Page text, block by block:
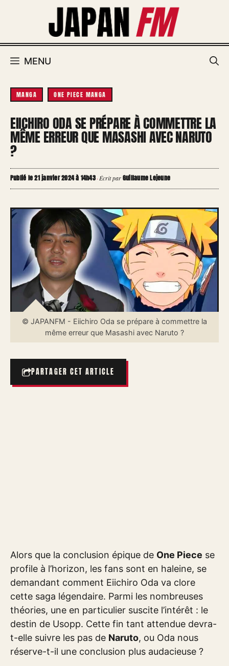
MENU
MANGA ONE PIECE MANGA
EIICHIRO ODA SE PRÉPARE À COMMETTRE LA
MÊME ERREUR QUE MASASHI AVEC NARUTO
?
Publié le 21 janvier 2024 à 14h43·Écrit parGuillaume Lejeune
© JAPANFM - Eiichiro Oda se prépare à commettre la
même erreur que Masashi avec Naruto ?
PARTAGER CET ARTICLE
Alors que la conclusion épique de One Piece se
profile à l’horizon, les fans sont en haleine, se
demandant comment Eiichiro Oda va clore
cette saga légendaire. Parmi les nombreuses
théories, une en particulier suscite l’intérêt : le
destin de Usopp. Cette fin tant attendue devra-
t-elle suivre les pas de Naruto, ou Oda nous
réserve-t-il une conclusion plus audacieuse ?